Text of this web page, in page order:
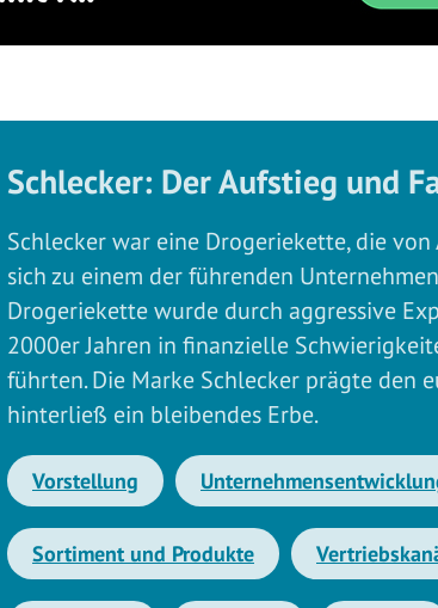
Schlecker: Der Aufstieg und
Schlecker war eine Drogeriekette, die
sich zu einem der führenden
Drogeriekette wurde durch aggressive
2000er Jahren in finanzielle
führten. Die Marke Schlecker prägte den
hinterließ ein bleibendes Erbe.
Vorstellung
Sortiment und Produkte